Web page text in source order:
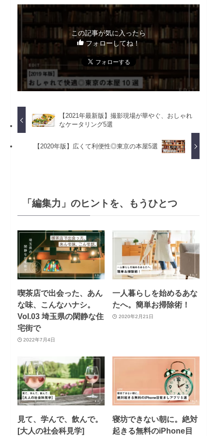
この記事が気に入ったら
フォローしてね！
【2021年最新版】撮影現場が華やぐ、おしゃれ
なケータリング5選
【2020年版】広くて利便性◎東京の本屋5選
「編集力」のヒントを、もうひとつ
喫茶店で出会った、あん
な味、こんなハナシ。
Vol.03 埼玉県の閑静な住
宅街で
2022年7月4日
一人暮らしを始めるあな
たへ。簡単お掃除術！
2020年2月21日
見て、学んで、飲んで。
[大人の社会科見学]
寝坊できない朝に。絶対
起きる無料のiPhone目